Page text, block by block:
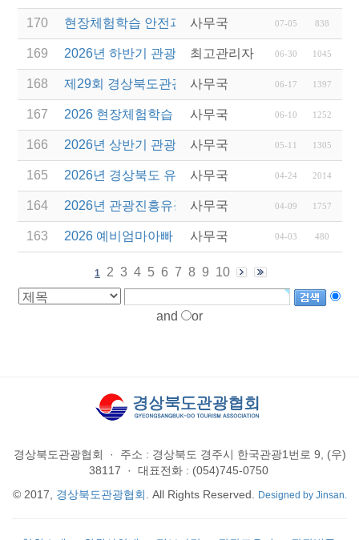
170 현장체험학습 안전과정(신규/재강습) 안내
사무국 07-05 838
169 2026년 하반기 관광진흥개발기금 융자 시행 안내
최고관리자 06-30 1045
168 제29회 경상북도관광기념품공모전 개최
사무국 06-17 1397
167 2026 현장체험학습 안전과정(신규.재강습)
사무국 06-10 1252
166 2026년 상반기 관광진흥기금 스타트업 지원
사무국 05-11 1305
165 2026년 경상북도 유니크베뉴를 활용한 MICE행사
사무국 04-24 2014
164 2026년 관광진흥유공자 정부포상 대상자 추천
사무국 04-09 1757
163 2026 예비엄마아빠 행복가족여행 전담여행사 선정
사무국 04-03 480
1 2 3 4 5 6 7 8 9 10
and or
경상북도관광협회 ·
주소 : 경상북도 경주시 한국관광1번로 9, (우)
38117
·
대표전화 : (054)745-0750
© 2017, 경상북도관광협회 . All Rights Reserved. Designed by Jinsan.